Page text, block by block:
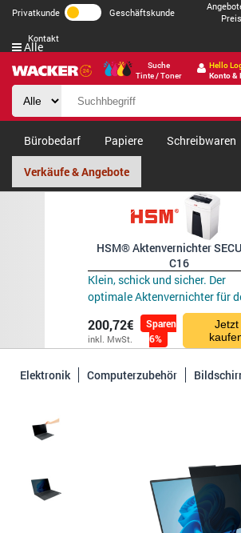
Privatkunde Geschäftskunde
Kontakt
Suche
Tinte / Toner
Hello
Konto &
Alle
Bürobedarf Papiere Schreibwaren
Verkäufe & Angebote
HSM® Aktenvernichter
C16
Klein, schick und sicher. Der
optimale Aktenvernichter für
200,72€
inkl. MwSt.
Sparen
6%
Jetzt
Elektronik Computerzubehör